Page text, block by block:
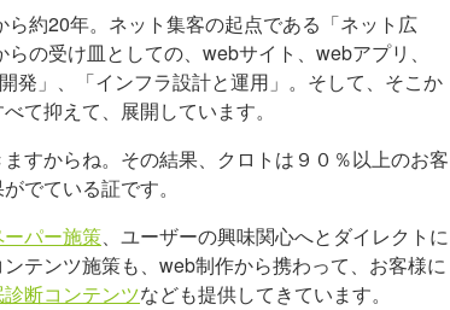
約20年。ネット集客の起点である「ネット広
の受け皿としての、webサイト、webアプリ、
発」、「インフラ設計と運用」。そして、そこか
て抑えて、展開しています。
すからね。その結果、クロトは９０％以上のお客
でている証です。
パー施策、ユーザーの興味関心へとダイレクトに
テンツ施策も、web制作から携わって、お客様に
断コンテンツなども提供してきています。